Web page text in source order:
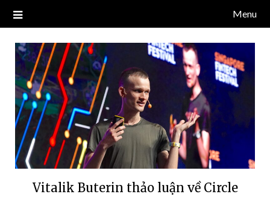
NDT CAPITAL | BLOG TIỀN
ĐIỆN TỬ CRYPTO
Blog về thị trường crypto, tiền điện tử, tiền mã hoá, công nghệ
blockchain.
Menu
Vitalik Buterin thảo luận về Circle